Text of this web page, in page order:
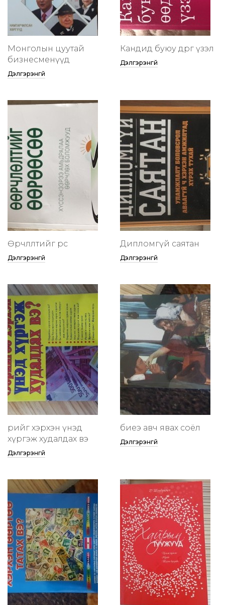
Монголын цуутай
бизнесменүүд
Дэлгэрэнгүй
Кандид буюу өөдрөг үзэл
Дэлгэрэнгүй
Өөрчлөлтийг өөрөөсөө
Дэлгэрэнгүй
Дипломгүй саятан
Дэлгэрэнгүй
өөрийгөө хэрхэн үнэд
хүргэж худалдах вэ
Дэлгэрэнгүй
биеэ авч явах соёл
Дэлгэрэнгүй